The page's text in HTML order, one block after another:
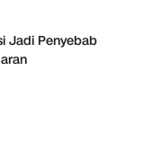
Jadi Penyebab